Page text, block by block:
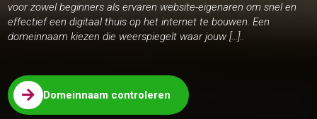
voor zowel beginners als ervaren website-eigenaren om snel en
effectief een digitaal thuis op het internet te bouwen. Een
domeinnaam kiezen die weerspiegelt waar jouw […]..
 Domeinnaam controleren